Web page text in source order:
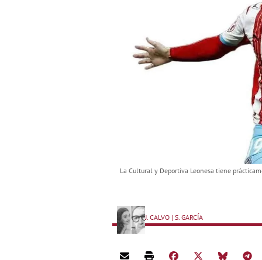
La Cultural y Deportiva Leonesa tiene
J. CALVO | S. GARCÍA